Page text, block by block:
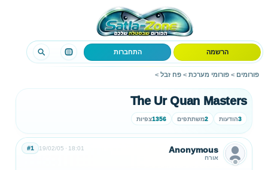
הרשמה התחברות
פורומים > פורומי מערכת > פח זבל >
The Ur Quan Masters
3הודעות 2משתתפים 1356צפיות
Anonymous
אורח
19/02/05 18:01
#1